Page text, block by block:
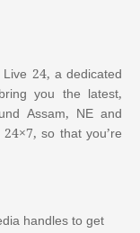
24, a dedicated
you the latest,
Assam, NE and
so that you’re
handles to get